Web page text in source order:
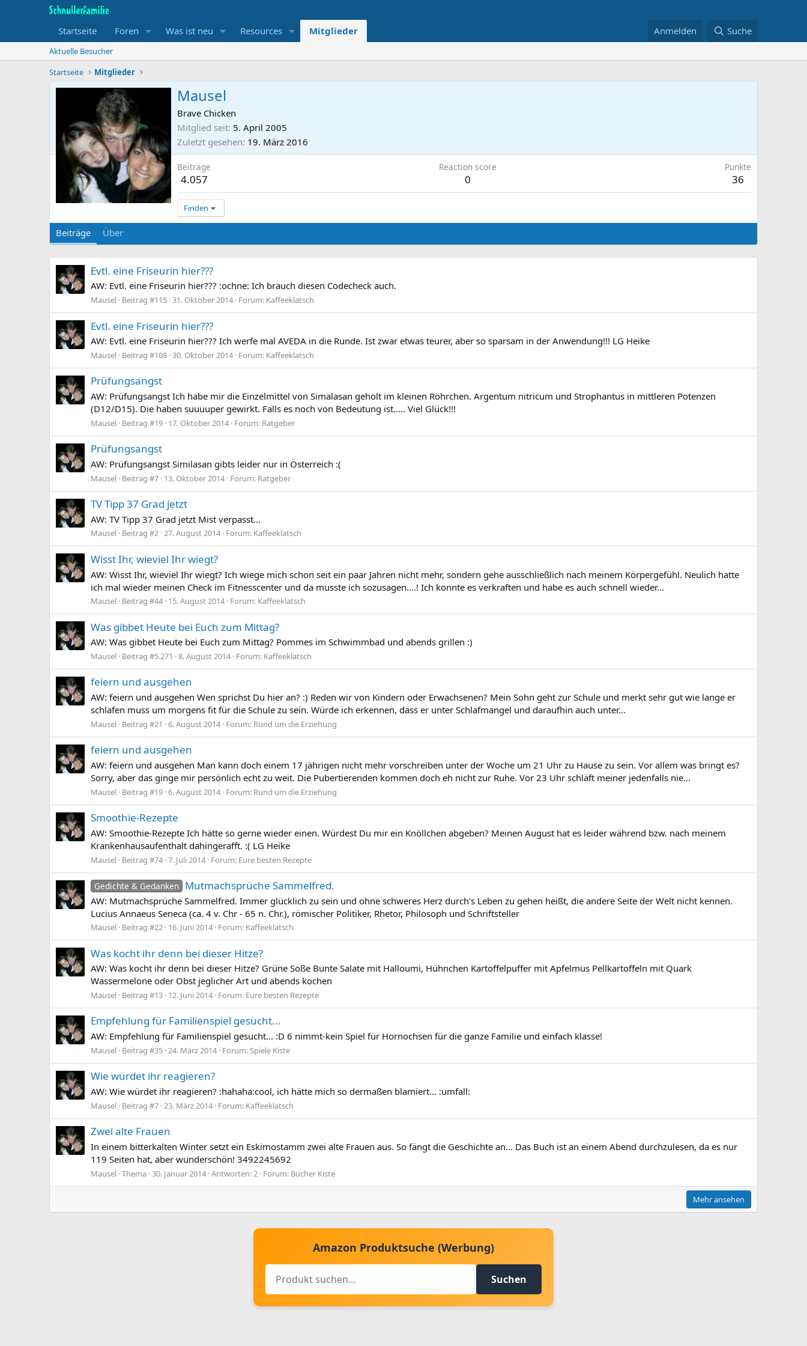
Startseite Foren Was ist neu Resources Mitglieder Anmelden Suche
Aktuelle Besucher
Startseite
Mitglieder
Mausel
Brave Chicken
Mitglied seit 5. April 2005
Zuletzt gesehen 19. März 2016
Beiträge
4.057
Reaction score
0
Punkte
36
Finden
Beiträge Über
Evtl. eine Friseurin hier???
AW: Evtl. eine Friseurin hier??? :ochne: Ich brauch diesen Codecheck auch.
Mausel Beitrag #115 31. Oktober 2014 Forum: Kaffeeklatsch
Evtl. eine Friseurin hier???
AW: Evtl. eine Friseurin hier??? Ich werfe mal AVEDA in die Runde. Ist zwar etwas teurer, aber so sparsam in der Anwendung!!! LG Heike
Mausel Beitrag #108 30. Oktober 2014 Forum: Kaffeeklatsch
Prüfungsangst
AW: Prüfungsangst Ich habe mir die Einzelmittel von Simalasan geholt im kleinen Röhrchen. Argentum nitricum und Strophantus in mittleren Potenzen
(D12/D15). Die haben suuuuper gewirkt. Falls es noch von Bedeutung ist..... Viel Glück!!!
Mausel Beitrag #19 17. Oktober 2014 Forum: Ratgeber
Prüfungsangst
AW: Prüfungsangst Similasan gibts leider nur in Österreich :(
Mausel Beitrag #7 13. Oktober 2014 Forum: Ratgeber
TV Tipp 37 Grad jetzt
AW: TV Tipp 37 Grad jetzt Mist verpasst...
Mausel Beitrag #2 27. August 2014 Forum: Kaffeeklatsch
Wisst Ihr, wieviel Ihr wiegt?
AW: Wisst Ihr, wieviel Ihr wiegt? Ich wiege mich schon seit ein paar Jahren nicht mehr, sondern gehe ausschließlich nach meinem Körpergefühl. Neulich hatte
ich mal wieder meinen Check im Fitnesscenter und da musste ich sozusagen....! Ich konnte es verkraften und habe es auch schnell wieder...
Mausel Beitrag #44 15. August 2014 Forum: Kaffeeklatsch
Was gibbet Heute bei Euch zum Mittag?
AW: Was gibbet Heute bei Euch zum Mittag? Pommes im Schwimmbad und abends grillen :)
Mausel Beitrag #5.271 8. August 2014 Forum: Kaffeeklatsch
feiern und ausgehen
AW: feiern und ausgehen Wen sprichst Du hier an? :) Reden wir von Kindern oder Erwachsenen? Mein Sohn geht zur Schule und merkt sehr gut wie lange er
schlafen muss um morgens fit für die Schule zu sein. Würde ich erkennen, dass er unter Schlafmangel und daraufhin auch unter...
Mausel Beitrag #21 6. August 2014 Forum: Rund um die Erziehung
feiern und ausgehen
AW: feiern und ausgehen Man kann doch einem 17 jährigen nicht mehr vorschreiben unter der Woche um 21 Uhr zu Hause zu sein. Vor allem was bringt es?
Sorry, aber das ginge mir persönlich echt zu weit. Die Pubertierenden kommen doch eh nicht zur Ruhe. Vor 23 Uhr schläft meiner jedenfalls nie...
Mausel Beitrag #19 6. August 2014 Forum: Rund um die Erziehung
Smoothie-Rezepte
AW: Smoothie-Rezepte Ich hätte so gerne wieder einen. Würdest Du mir ein Knöllchen abgeben? Meinen August hat es leider während bzw. nach meinem
Krankenhausaufenthalt dahingerafft. :( LG Heike
Mausel Beitrag #74 7. Juli 2014 Forum: Eure besten Rezepte
Gedichte & Gedanken Mutmachsprüche Sammelfred.
AW: Mutmachsprüche Sammelfred. Immer glücklich zu sein und ohne schweres Herz durch's Leben zu gehen heißt, die andere Seite der Welt nicht kennen.
Lucius Annaeus Seneca (ca. 4 v. Chr - 65 n. Chr.), römischer Politiker, Rhetor, Philosoph und Schriftsteller
Mausel Beitrag #22 16. Juni 2014 Forum: Kaffeeklatsch
Was kocht ihr denn bei dieser Hitze?
AW: Was kocht ihr denn bei dieser Hitze? Grüne Soße Bunte Salate mit Halloumi, Hühnchen Kartoffelpuffer mit Apfelmus Pellkartoffeln mit Quark
Wassermelone oder Obst jeglicher Art und abends kochen
Mausel Beitrag #13 12. Juni 2014 Forum: Eure besten Rezepte
Empfehlung für Familienspiel gesucht...
AW: Empfehlung für Familienspiel gesucht... :D 6 nimmt-kein Spiel für Hornochsen für die ganze Familie und einfach klasse!
Mausel Beitrag #35 24. März 2014 Forum:Spiele Kiste
Wie würdet ihr reagieren?
AW: Wie würdet ihr reagieren? :hahaha:cool, ich hätte mich so dermaßen blamiert... :umfall:
Mausel Beitrag #7 23. März 2014 Forum: Kaffeeklatsch
Zwei alte Frauen
In einem bitterkalten Winter setzt ein Eskimostamm zwei alte Frauen aus. So fängt die Geschichte an... Das Buch ist an einem Abend durchzulesen, da es nur
119 Seiten hat, aber wunderschön! 3492245692
Mausel Thema 30. Januar 2014 Antworten: 2 Forum: Bücher Kiste
Mehr ansehen
Amazon Produktsuche (Werbung)
Suchen